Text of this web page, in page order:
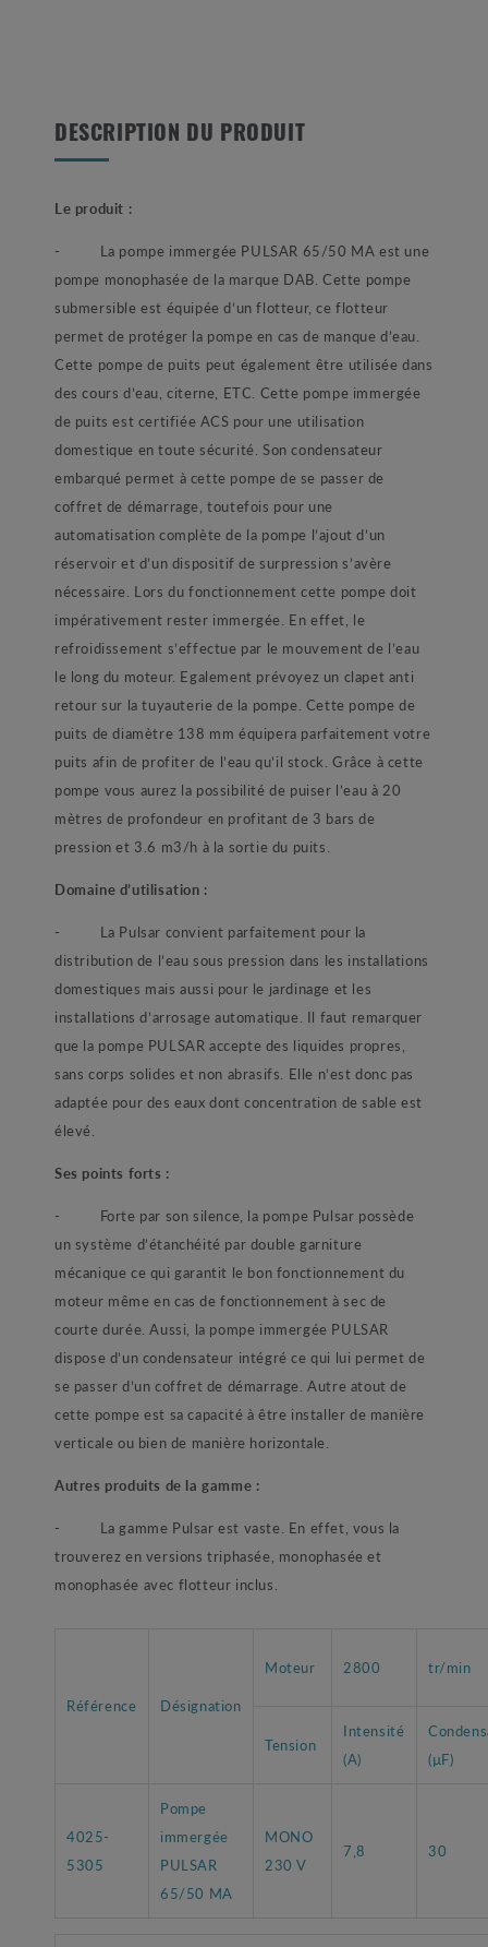
DESCRIPTION DU PRODUIT
Le produit :
- La pompe immergée PULSAR 65/50 MA est une
pompe monophasée de la marque DAB. Cette pompe
submersible est équipée d’un flotteur, ce flotteur
permet de protéger la pompe en cas de manque d’eau.
Cette pompe de puits peut également être utilisée dans
des cours d’eau, citerne, ETC. Cette pompe immergée
de puits est certifiée ACS pour une utilisation
domestique en toute sécurité. Son condensateur
embarqué permet à cette pompe de se passer de
coffret de démarrage, toutefois pour une
automatisation complète de la pompe l’ajout d’un
réservoir et d’un dispositif de surpression s’avère
nécessaire. Lors du fonctionnement cette pompe doit
impérativement rester immergée. En effet, le
refroidissement s’effectue par le mouvement de l’eau
le long du moteur. Egalement prévoyez un clapet anti
retour sur la tuyauterie de la pompe. Cette pompe de
puits de diamètre 138 mm équipera parfaitement votre
puits afin de profiter de l’eau qu’il stock. Grâce à cette
pompe vous aurez la possibilité de puiser l’eau à 20
mètres de profondeur en profitant de 3 bars de
pression et 3.6 m3/h à la sortie du puits.
Domaine d’utilisation :
- La Pulsar convient parfaitement pour la
distribution de l’eau sous pression dans les installations
domestiques mais aussi pour le jardinage et les
installations d’arrosage automatique. Il faut remarquer
que la pompe PULSAR accepte des liquides propres,
sans corps solides et non abrasifs. Elle n’est donc pas
adaptée pour des eaux dont concentration de sable est
élevé.
Ses points forts :
- Forte par son silence, la pompe Pulsar possède
un système d’étanchéité par double garniture
mécanique ce qui garantit le bon fonctionnement du
moteur même en cas de fonctionnement à sec de
courte durée. Aussi, la pompe immergée PULSAR
dispose d’un condensateur intégré ce qui lui permet de
se passer d’un coffret de démarrage. Autre atout de
cette pompe est sa capacité à être installer de manière
verticale ou bien de manière horizontale.
Autres produits de la gamme :
- La gamme Pulsar est vaste. En effet, vous la
trouverez en versions triphasée, monophasée et
monophasée avec flotteur inclus.
Référence Désignation
Moteur 2800 tr/min
Tension
Intensité
(A)
(µF)
4025-
5305
Pompe
immergée
PULSAR
65/50 MA
MONO
230 V
7,8 30